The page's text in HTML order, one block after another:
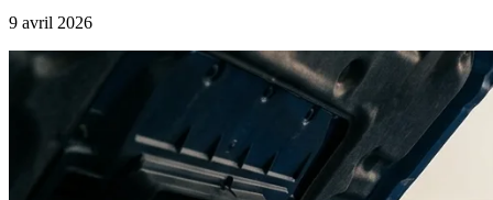
9 avril 2026